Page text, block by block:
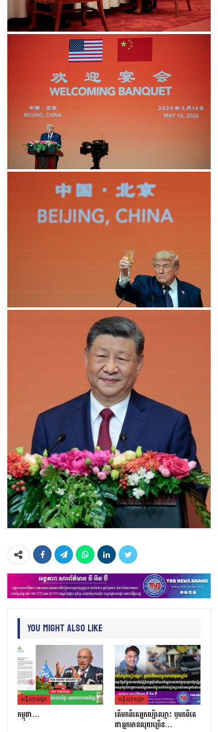
You Might Also Like
សន្តិសុខសង្គម
កម្ពុជា…
សន្តិសុខសង្គម
តេីមកពីគេអ្នកល្បីឈ្មោះ​ ឫមកពីគេ
ជាអ្នកមានលុយច្រេីន​…